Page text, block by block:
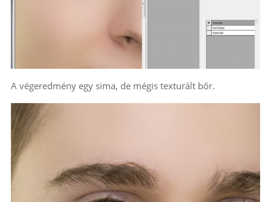
A végeredmény egy sima, de mégis texturált bőr.